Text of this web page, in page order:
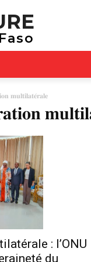
𝐦𝐮𝐥𝐭𝐢𝐥𝐚𝐭𝐞́𝐫𝐚𝐥𝐞
: l’ONU
du